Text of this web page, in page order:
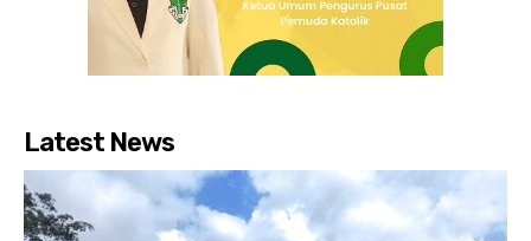
Latest News